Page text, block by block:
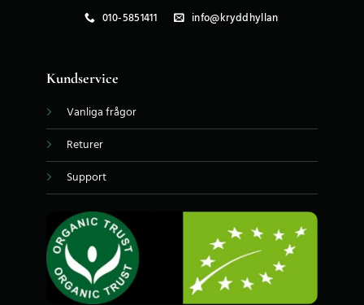
010-5851411 info@kryddhyllan
Kundservice
Vanliga frågor
Returer
Support